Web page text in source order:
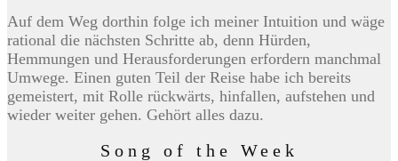
Auf dem Weg dorthin folge ich meiner Intuition und wäge
rational die nächsten Schritte ab, denn Hürden,
Hemmungen und Herausforderungen erfordern manchmal
Umwege. Einen guten Teil der Reise habe ich bereits
gemeistert, mit Rolle rückwärts, hinfallen, aufstehen und
wieder weiter gehen. Gehört alles dazu.
Song of the Week